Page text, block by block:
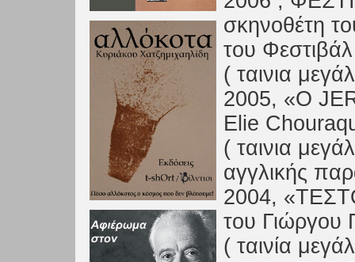
σκηνοθέτη
του
( ταινια
2005, «Ο
Elie
( ταινια
αγγλικής
2004,
του
( ταινία